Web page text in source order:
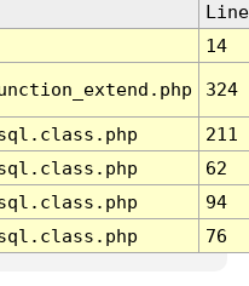
Line
14
324
211
62
94
76